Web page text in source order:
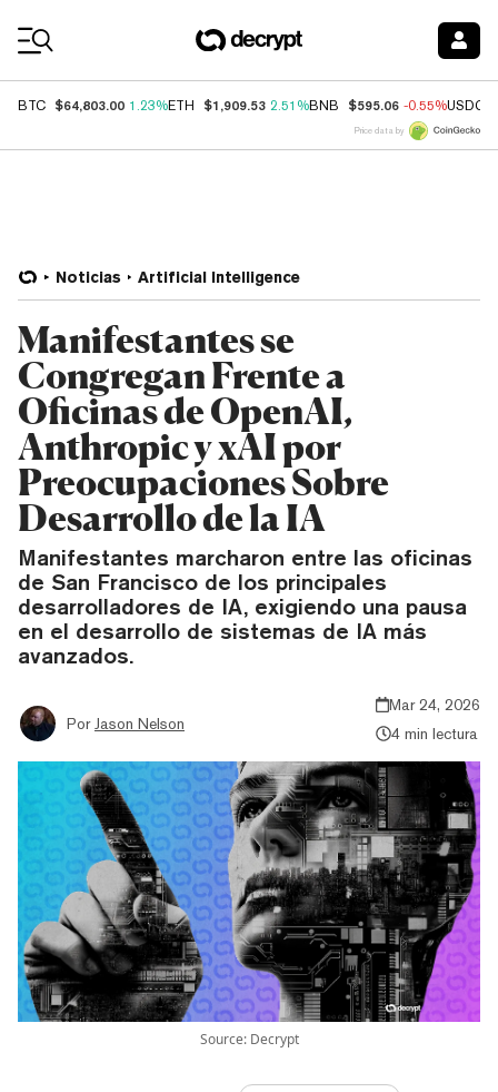
BTC $64,803.00 1.23%ETH $1,909.53 2.51%BNB $595.06 -0.55%USDC
Price data by
Noticias Artificial Intelligence
Manifestantes se
Congregan Frente a
Oficinas de OpenAI,
Anthropic y xAI por
Preocupaciones Sobre
Desarrollo de la IA
Manifestantes marcharon entre las oficinas
de San Francisco de los principales
desarrolladores de IA, exigiendo una pausa
en el desarrollo de sistemas de IA más
avanzados.
Por Jason Nelson
Mar 24, 2026
4 min lectura
Source: Decrypt